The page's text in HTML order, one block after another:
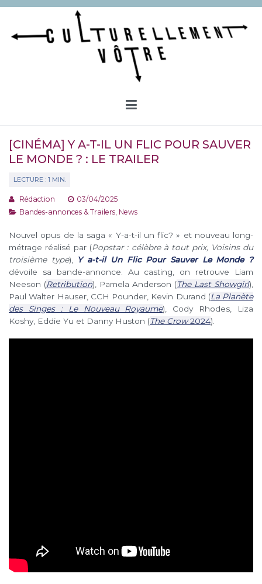
Aller
contenu
[CINÉMA] Y A-T-IL UN FLIC POUR SAUVER
LE MONDE ? : LE TRAILER
Rédaction
03/04/2025
Bandes-annonces & Trailers News
Nouvel opus de la saga « Y-a-t-il un flic? » et nouveau long-
métrage réalisé par (Popstar : célèbre à tout prix, Voisins du
troisième type), Y a-t-il Un Flic Pour Sauver Le Monde ?
dévoile sa bande-annonce. Au casting, on retrouve
Liam
Neeson (Retribution), Pamela Anderson (The Last Showgirl),
Paul Walter Hauser, CCH Pounder, Kevin Durand (La Planète
des Singes : Le Nouveau Royaume), Cody Rhodes, Liza
Koshy, Eddie Yu et Danny Huston (The Crow2024).